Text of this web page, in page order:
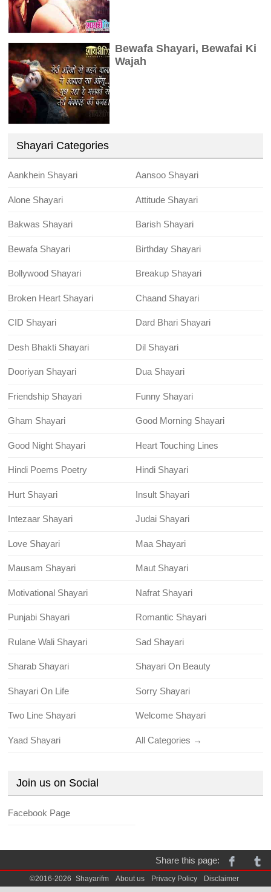
Bewafa Shayari, Bewafai Ki
Wajah
Shayari Categories
Aankhein Shayari Aansoo Shayari
Alone Shayari Attitude Shayari
Bakwas Shayari Barish Shayari
Bewafa Shayari Birthday Shayari
Bollywood Shayari Breakup Shayari
Broken Heart Shayari Chaand Shayari
CID Shayari Dard Bhari Shayari
Desh Bhakti Shayari Dil Shayari
Dooriyan Shayari Dua Shayari
Friendship Shayari Funny Shayari
Gham Shayari Good Morning Shayari
Good Night Shayari Heart Touching Lines
Hindi Poems Poetry Hindi Shayari
Hurt Shayari Insult Shayari
Intezaar Shayari Judai Shayari
Love Shayari Maa Shayari
Mausam Shayari Maut Shayari
Motivational Shayari Nafrat Shayari
Punjabi Shayari Romantic Shayari
Rulane Wali Shayari Sad Shayari
Sharab Shayari Shayari On Beauty
Shayari On Life Sorry Shayari
Two Line Shayari Welcome Shayari
Yaad Shayari All Categories →
Join us on Social
Facebook Page
Share this page:
©2016-2026 Shayarifm About us Privacy Policy
Disclaimer